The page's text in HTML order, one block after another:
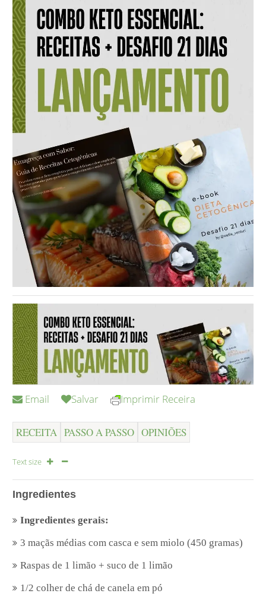
Email Salvar Imprimir Receira
RECEITA PASSO A PASSO OPINIÕES
Text size
Ingredientes
Ingredientes gerais:
3 maçãs médias com casca e sem miolo (450 gramas)
Raspas de 1 limão + suco de 1 limão
1/2 colher de chá de canela em pó